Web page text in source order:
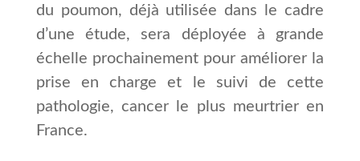
du poumon, déjà utilisée dans le cadre
d’une étude, sera déployée à grande
échelle prochainement pour améliorer la
prise en charge et le suivi de cette
pathologie, cancer le plus meurtrier en
France.